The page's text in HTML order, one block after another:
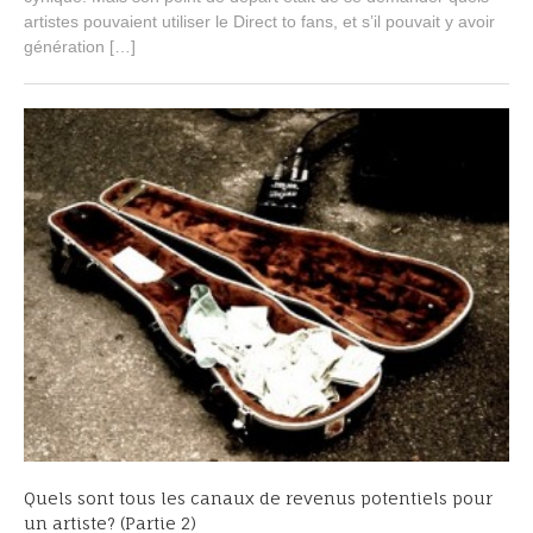
0
1
4
artistes pouvaient utiliser le Direct to fans, et s’il pouvait y avoir
génération […]
Quels sont tous les canaux de revenus potentiels pour
un artiste? (Partie 2)